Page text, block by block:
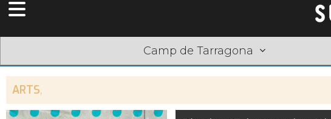
Camp de Tarragona
ARTS,